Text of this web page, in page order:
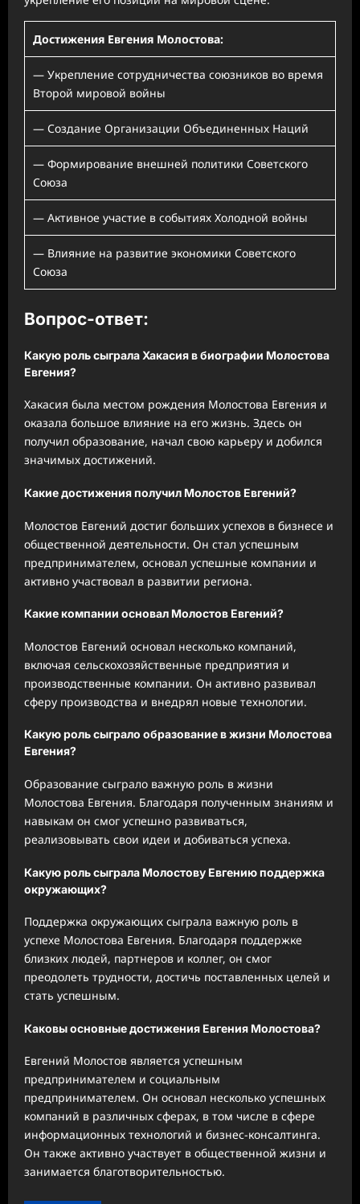
Достижения Евгения Молостова:
— Укрепление сотрудничества союзников во время
Второй мировой войны
— Создание Организации Объединенных Наций
— Формирование внешней политики Советского
Союза
— Активное участие в событиях Холодной войны
— Влияние на развитие экономики Советского
Союза
Вопрос-ответ:
Какую роль сыграла Хакасия в биографии Молостова
Евгения?
Хакасия была местом рождения Молостова Евгения и
оказала большое влияние на его жизнь. Здесь он
получил образование, начал свою карьеру и добился
значимых достижений.
Какие достижения получил Молостов Евгений?
Молостов Евгений достиг больших успехов в бизнесе и
общественной деятельности. Он стал успешным
предпринимателем, основал успешные компании и
активно участвовал в развитии региона.
Какие компании основал Молостов Евгений?
Молостов Евгений основал несколько компаний,
включая сельскохозяйственные предприятия и
производственные компании. Он активно развивал
сферу производства и внедрял новые технологии.
Какую роль сыграло образование в жизни Молостова
Евгения?
Образование сыграло важную роль в жизни
Молостова Евгения. Благодаря полученным знаниям и
навыкам он смог успешно развиваться,
реализовывать свои идеи и добиваться успеха.
Какую роль сыграла Молостову Евгению поддержка
окружающих?
Поддержка окружающих сыграла важную роль в
успехе Молостова Евгения. Благодаря поддержке
близких людей, партнеров и коллег, он смог
преодолеть трудности, достичь поставленных целей и
стать успешным.
Каковы основные достижения Евгения Молостова?
Евгений Молостов является успешным
предпринимателем и социальным
предпринимателем. Он основал несколько успешных
компаний в различных сферах, в том числе в сфере
информационных технологий и бизнес-консалтинга.
Он также активно участвует в общественной жизни и
занимается благотворительностью.